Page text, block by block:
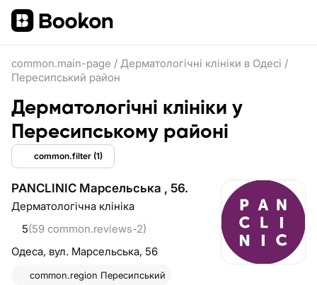
common.main-page / Дерматологічні клініки в Одесі /
Пересипський район
Дерматологічні клініки у
Пересипському районі
common.filter (1)
PANCLINIC Марсельська , 56.
Дерматологічна клініка
5(59 common.reviews-2)
Одеса, вул. Марсельська, 56
common.region Пересипський